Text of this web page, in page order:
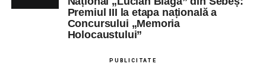
Premiul III la etapa națională a
Concursului „Memoria
Holocaustului”
PUBLICITATE